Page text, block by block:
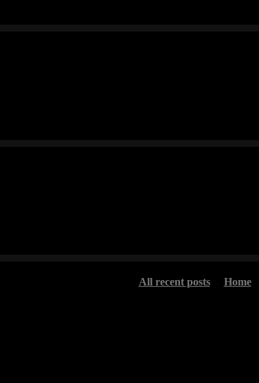
All recent posts
Home